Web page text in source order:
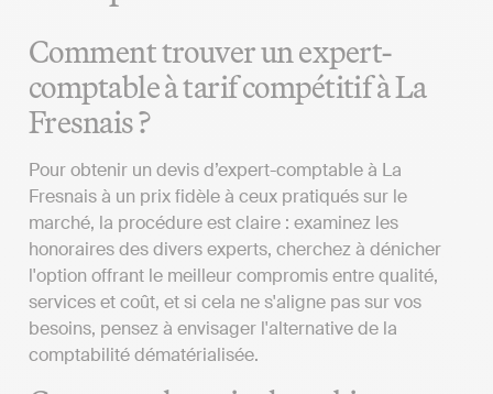
Comment trouver un expert-
comptable à tarif compétitif à La
Fresnais ?
Pour obtenir un devis d’expert-comptable à La
Fresnais à un prix fidèle à ceux pratiqués sur le
marché, la procédure est claire : examinez les
honoraires des divers experts, cherchez à dénicher
l'option offrant le meilleur compromis entre qualité,
services et coût, et si cela ne s'aligne pas sur vos
besoins, pensez à envisager l'alternative de la
comptabilité dématérialisée.